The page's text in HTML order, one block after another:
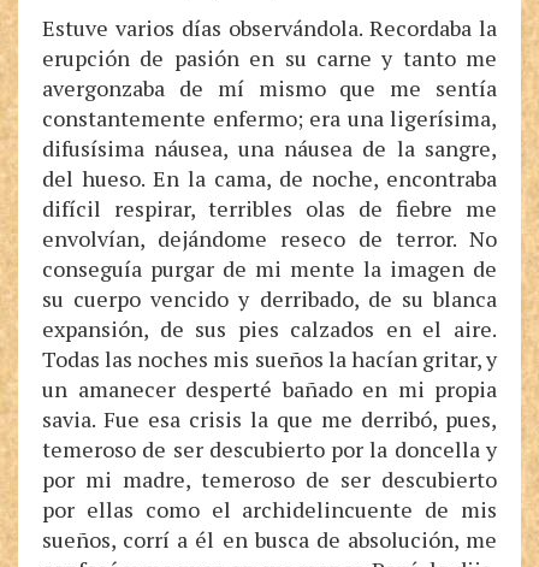
Estuve varios días observándola. Recordaba la
erupción de pasión en su carne y tanto me
avergonzaba de mí mismo que me sentía
constantemente enfermo; era una ligerísima,
difusísima náusea, una náusea de la sangre,
del hueso. En la cama, de noche, encontraba
difícil respirar, terribles olas de fiebre me
envolvían, dejándome reseco de terror. No
conseguía purgar de mi mente la imagen de
su cuerpo vencido y derribado, de su blanca
expansión, de sus pies calzados en el aire.
Todas las noches mis sueños la hacían gritar, y
un amanecer desperté bañado en mi propia
savia. Fue esa crisis la que me derribó, pues,
temeroso de ser descubierto por la doncella y
por mi madre, temeroso de ser descubierto
por ellas como el archidelincuente de mis
sueños, corrí a él en busca de absolución, me